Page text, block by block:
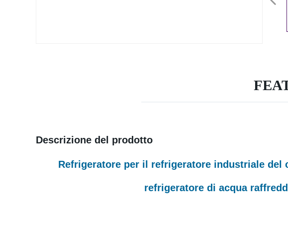
Descrizione del prodotto
Refrigeratore per il refrigeratore industriale
refrigeratore di acqua